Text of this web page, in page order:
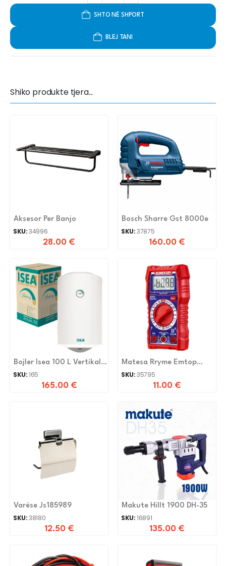
SHTO NË SHPORT
BLEJ TANI
Shiko produkte tjera...
Aksesor Per Banjo
SKU:34996
28.00 €
Bosch Sharre Gst 8000e
SKU:37875
160.00 €
Bojler Isea 100 L Vertikal
2_kw E400n3ai
SKU:165
165.00 €
Matesa Rryme Emtop
EDMR16002
SKU:35795
11.00 €
Varëse Js185989
SKU:38180
12.50 €
Makute Hillt 1900 DH-35
SKU:16891
135.00 €